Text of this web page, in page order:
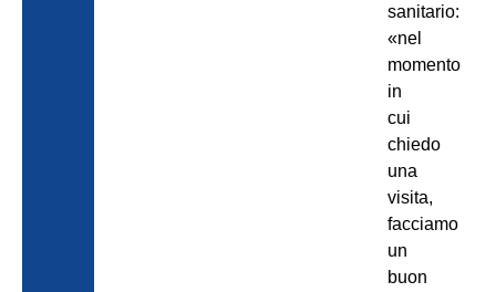
sanitario:
«nel
momento
in
cui
chiedo
una
visita,
facciamo
un
buon